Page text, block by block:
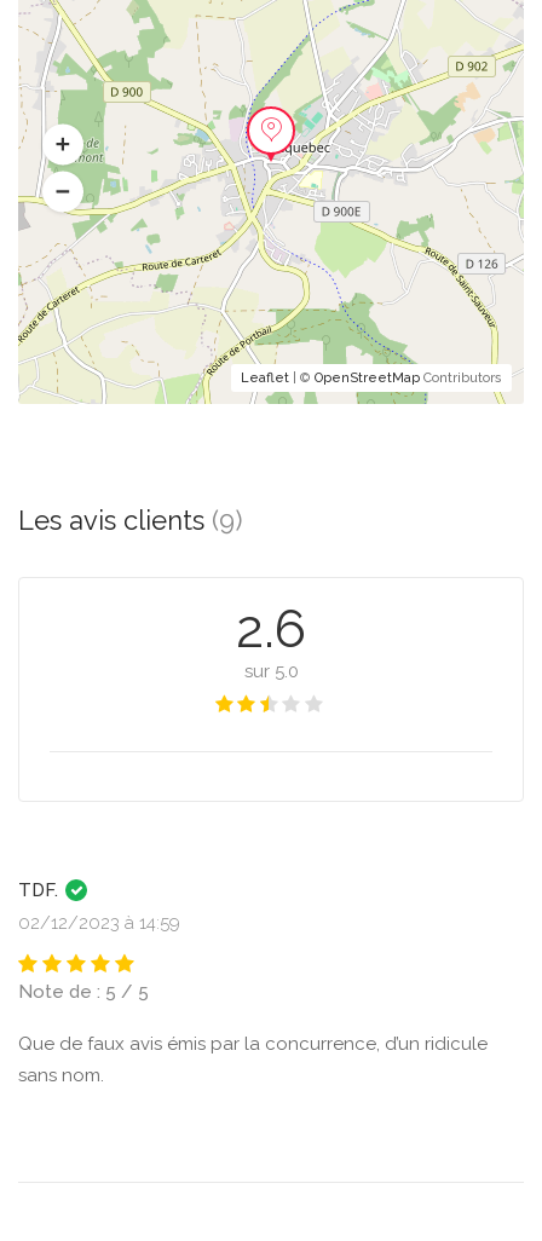
Leaflet | © OpenStreetMap Contributors
Les avis clients (9)
2.6
sur 5.0
TDF.
02/12/2023 à 14:59
Note de : 5 / 5
Que de faux avis émis par la concurrence, d’un ridicule
sans nom.